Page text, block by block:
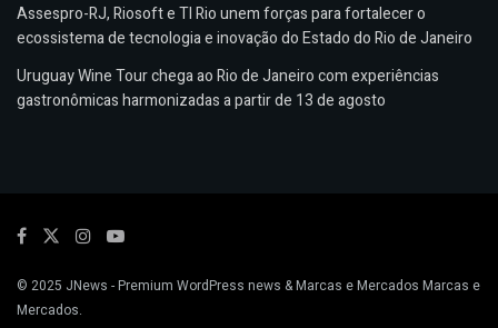
Assespro-RJ, Riosoft e TI Rio unem forças para fortalecer o
ecossistema de tecnologia e inovação do Estado do Rio de Janeiro
Uruguay Wine Tour chega ao Rio de Janeiro com experiências
gastronômicas harmonizadas a partir de 13 de agosto
© 2025 JNews - Premium WordPress news & Marcas e Mercados Marcas e
Mercados.